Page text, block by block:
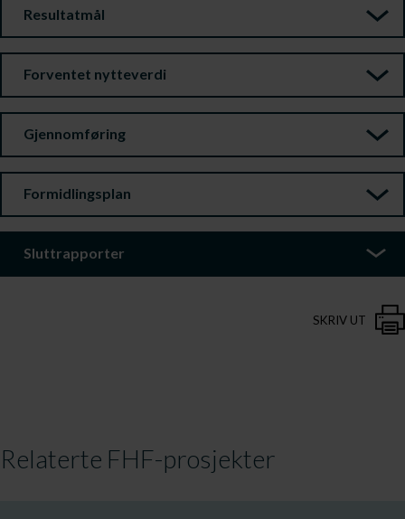
Resultatmål
Forventet nytteverdi
Gjennomføring
Formidlingsplan
Sluttrapporter
SKRIV UT
Relaterte FHF-prosjekter